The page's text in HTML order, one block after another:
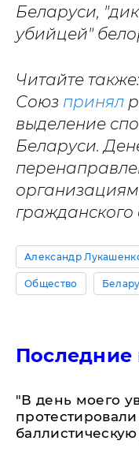
Беларуси,
убийцей"
Читайте
Союз принял
выделение
Беларуси.
гражданского
Александр
Общество
Последние
​"В день моего